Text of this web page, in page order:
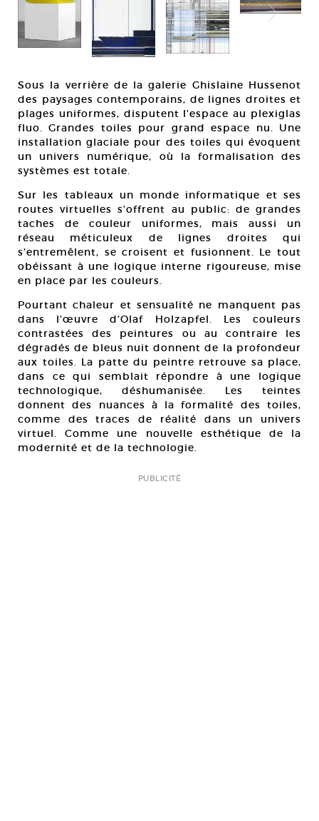
Sous la verrière de la galerie Ghislaine Hussenot
des paysages contemporains, de lignes droites et
plages uniformes, disputent l’espace au plexiglas
fluo. Grandes toiles pour grand espace nu. Une
installation glaciale pour des toiles qui évoquent
un univers numérique, où la formalisation des
systèmes est totale.
Sur les tableaux un monde informatique et ses
routes virtuelles s’offrent au public: de grandes
taches de couleur uniformes, mais aussi un
réseau méticuleux de lignes droites qui
s’entremêlent, se croisent et fusionnent. Le tout
obéissant à une logique interne rigoureuse, mise
en place par les couleurs.
Pourtant chaleur et sensualité ne manquent pas
dans l’œuvre d’Olaf Holzapfel. Les couleurs
contrastées des peintures ou au contraire les
dégradés de bleus nuit donnent de la profondeur
aux toiles. La patte du peintre retrouve sa place,
dans ce qui semblait répondre à une logique
technologique, déshumanisée. Les teintes
donnent des nuances à la formalité des toiles,
comme des traces de réalité dans un univers
virtuel. Comme une nouvelle esthétique de la
modernité et de la technologie.
PUBLICITÉ